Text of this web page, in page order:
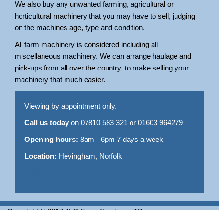
We also buy any unwanted farming, agricultural or
horticultural machinery that you may have to sell, judging
on the machines age, type and condition.
All farm machinery is considered including all
miscellaneous machinery. We can arrange haulage and
pick-ups from all over the country, to make selling your
machinery that much easier.
Viewing by appointment only.
Call us today on 07810 583 321 or 01603 964279
Opening hours: 8am - 6pm 7 days a week
Location: Hevingham, Norfolk